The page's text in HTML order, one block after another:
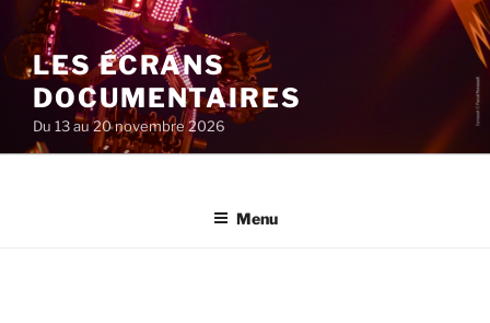
au
contenu
principal
LES ÉCRANS
DOCUMENTAIRES
Du 13 au 20 novembre 2026
Menu